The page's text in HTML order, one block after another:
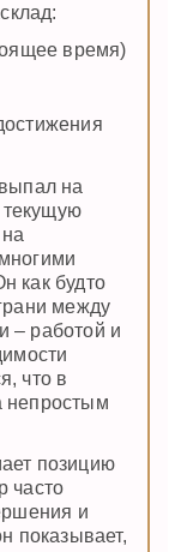
время)
на
как будто
между
– работой и
что в
непростым
позицию
часто
и
показывает,